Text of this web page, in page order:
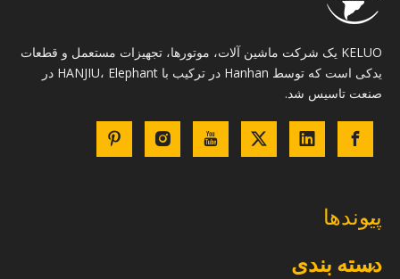
KELUO یک شرکت ماشین آلات، موتورها، تجهیزات مستعمل و قطعات
یدکی است که توسط Hanhan در ترکیب با HANJIU، Elephant در
صنعت تاسیس شد.
پیوندها
دسته بندی